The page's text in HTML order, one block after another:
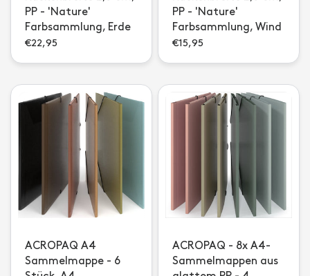
PP - 'Nature'
Farbsammlung, Erde
€22,95
PP - 'Nature'
Farbsammlung, Wind
€15,95
ACROPAQ A4
Sammelmappe - 6
ACROPAQ - 8x A4-
Sammelmappen aus